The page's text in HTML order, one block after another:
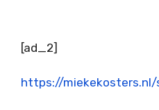
[ad_2]
https://